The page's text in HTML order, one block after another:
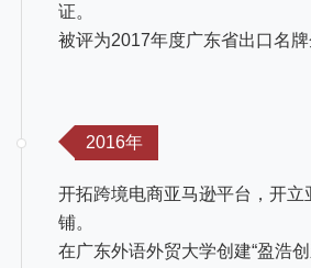
证。
被评为2017年度广东省出口名牌
2016年
开拓跨境电商亚马逊平台，开立
铺。
在广东外语外贸大学创建“盈浩创